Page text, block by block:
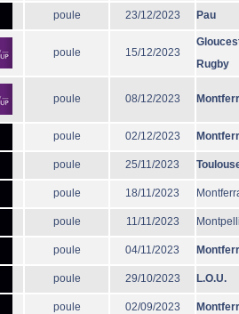
poule 23/12/2023 Pau
poule 15/12/2023
Rugby
poule 08/12/2023
poule 02/12/2023
poule 25/11/2023
poule 18/11/2023
poule 11/11/2023
poule 04/11/2023
poule 29/10/2023 L.O.U.
poule 02/09/2023